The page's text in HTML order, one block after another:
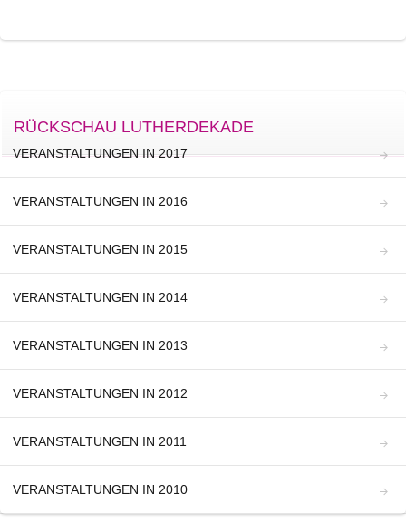
RÜCKSCHAU LUTHERDEKADE
VERANSTALTUNGEN IN 2017
VERANSTALTUNGEN IN 2016
VERANSTALTUNGEN IN 2015
VERANSTALTUNGEN IN 2014
VERANSTALTUNGEN IN 2013
VERANSTALTUNGEN IN 2012
VERANSTALTUNGEN IN 2011
VERANSTALTUNGEN IN 2010